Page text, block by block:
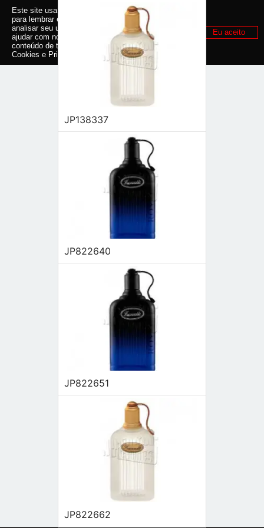
JP138337
JP822640
JP822651
JP822662
Este site usa cookies e outras tecnologias similares
para lembrar e entender como você usa nosso site,
analisar seu uso de nossos produtos e serviços,
ajudar com nossos esforços de marketing e fornecer
conteúdo de terceiros. Leia mais em
Política de
Cookies e Privacidade
Eu aceito